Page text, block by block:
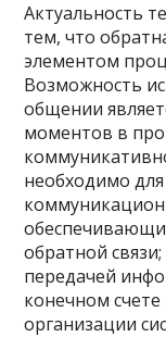
Актуальность
тем, что
элементом
Возможность
общении
моментов в
необходимо
обратной
передачей
конечном
организации